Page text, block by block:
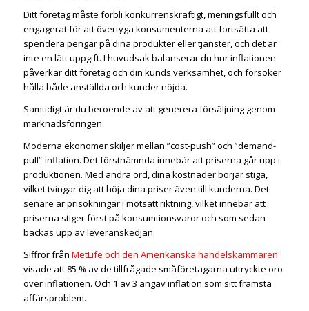
Ditt företag måste förbli konkurrenskraftigt, meningsfullt och
engagerat för att övertyga konsumenterna att fortsätta att
spendera pengar på dina produkter eller tjänster, och det är
inte en lätt uppgift. I huvudsak balanserar du hur inflationen
påverkar ditt företag och din kunds verksamhet, och försöker
hålla både anställda och kunder nöjda.
Samtidigt är du beroende av att generera försäljning genom
marknadsföringen.
Moderna ekonomer skiljer mellan ”cost-push” och ”demand-
pull”-inflation. Det förstnämnda innebär att priserna går upp i
produktionen. Med andra ord, dina kostnader börjar stiga,
vilket tvingar dig att höja dina priser även till kunderna. Det
senare är prisökningar i motsatt riktning, vilket innebär att
priserna stiger först på konsumtionsvaror och som sedan
backas upp av leveranskedjan.
Siffror från MetLife och den Amerikanska handelskammaren
visade att 85 % av de tillfrågade småföretagarna uttryckte oro
över inflationen. Och 1 av 3 angav inflation som sitt främsta
affärsproblem.